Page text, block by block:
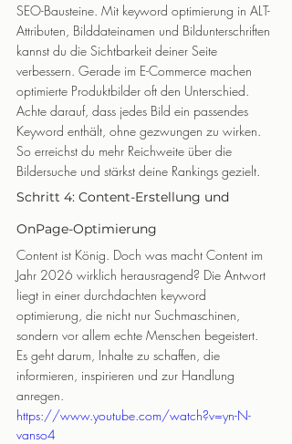
SEO-Bausteine. Mit keyword optimierung in ALT-
Attributen, Bilddateinamen und Bildunterschriften
kannst du die Sichtbarkeit deiner Seite
verbessern. Gerade im E-Commerce machen
optimierte Produktbilder oft den Unterschied.
Achte darauf, dass jedes Bild ein passendes
Keyword enthält, ohne gezwungen zu wirken.
So erreichst du mehr Reichweite über die
Bildersuche und stärkst deine Rankings gezielt.
Schritt 4: Content-Erstellung und
OnPage-Optimierung
Content ist König. Doch was macht Content im
Jahr 2026 wirklich herausragend? Die Antwort
liegt in einer durchdachten keyword
optimierung, die nicht nur Suchmaschinen,
sondern vor allem echte Menschen begeistert.
Es geht darum, Inhalte zu schaffen, die
informieren, inspirieren und zur Handlung
anregen.
https://www.youtube.com/watch?v=yn-N-
vanso4